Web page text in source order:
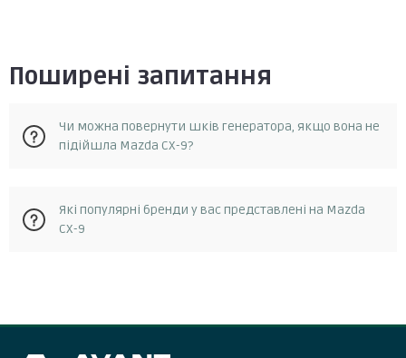
Поширені запитання
Чи можна повернути шків генератора, якщо вона не
підійшла Mazda CX-9?
можна повернути протягом 14 днів з моменту отримання.
Повернення можливе за умови, що запчастина не була в
Які популярні бренди у вас представлені на Mazda
CX-9